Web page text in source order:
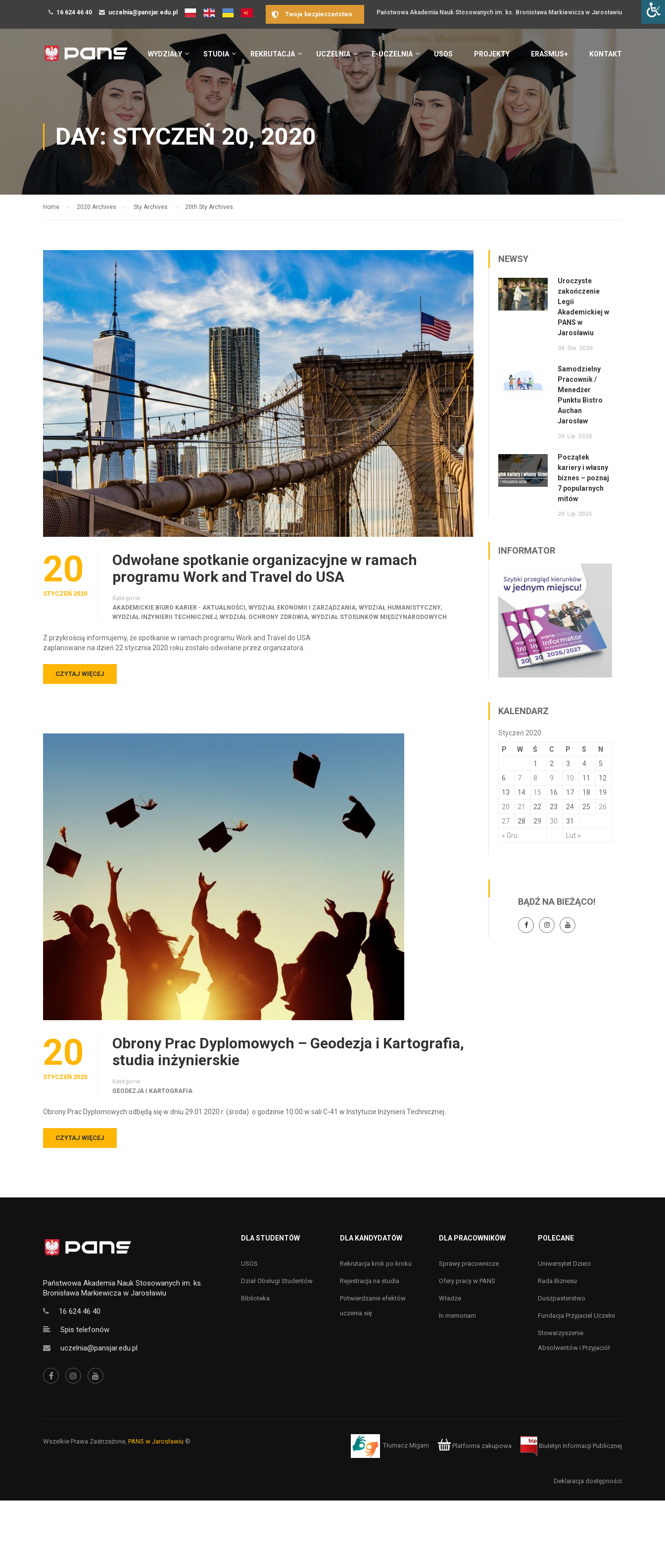
16 624 46 40 uczelnia@pansjar.edu.pl Państwowa Akademia Nauk Stosowanych im. ks. Bronisława Markiewicza w Jarosławiu
Twoje bezpieczeństwo
WYDZIAŁY STUDIA REKRUTACJA UCZELNIA E-UCZELNIA USOS PROJEKTY ERASMUS+ KONTAKT
DAY: STYCZEŃ 20, 2020
Home 2020 Archives Sty Archives 20th Sty Archives
20
STYCZEŃ 2020
Odwołane spotkanie organizacyjne w ramach
programu Work and Travel do USA
Kategorie
AKADEMICKIE BIURO KARIER - AKTUALNOŚCI , WYDZIAŁ EKONOMII I ZARZĄDZANIA, WYDZIAŁ HUMANISTYCZNY,
WYDZIAŁ INŻYNIERII TECHNICZNEJ, WYDZIAŁ OCHRONY ZDROWIA, WYDZIAŁ STOSUNKÓW MIĘDZYNARODOWYCH
Z przykrością informujemy, że spotkanie w ramach programu Work and Travel do USA
zaplanowane na dzień 22 stycznia 2020 roku zostało odwołane przez organizatora.
CZYTAJ WIĘCEJ
20
STYCZEŃ 2020
Obrony Prac Dyplomowych – Geodezja i Kartografia,
studia inżynierskie
Kategorie
GEODEZJA I KARTOGRAFIA
Obrony Prac Dyplomowych odbędą się w dniu 29.01.2020 r. (środa) o godzinie 10:00 w sali C-41 w Instytucie Inżynierii Technicznej.
CZYTAJ WIĘCEJ
NEWSY
Uroczyste
zakończenie
Legii
Akademickiej w
PANS w
Jarosławiu
04 Sie 2026
Samodzielny
Pracownik /
Menedżer
Punktu Bistro
Auchan
Jarosław
30 Lip 2026
Początek
kariery i własny
biznes – poznaj
7 popularnych
mitów
29 Lip 2026
INFORMATOR
KALENDARZ
Styczeń 2020
P W Ś C P S N
« Gru Lut »
1 2 3 4
5
6
7 8 9 10 11
12
13
14 15 16 17 18
19
20
21 22 23 24 25
26
27
28 29 30 31
BĄDŹ NA BIEŻĄCO!
Państwowa Akademia Nauk Stosowanych im. ks.
Bronisława Markiewicza w Jarosławiu
16 624 46 40
Spis telefonów
uczelnia@pansjar.edu.pl
DLA STUDENTÓW
USOS
Dział Obsługi Studentów
Biblioteka
DLA KANDYDATÓW
Rekrutacja krok po kroku
Rejestracja na studia
Potwierdzanie efektów
uczenia się
DLA PRACOWNIKÓW
Sprawy pracownicze
Ofery pracy w PANS
Władze
In memoriam
POLECANE
Uniwersytet Dzieci
Rada Biznesu
Duszpasterstwo
Fundacja Przyjaciel Uczelni
Stowarzyszenie
Absolwentów i Przyjaciół
Wszelkie Prawa Zastrzeżone, PANS w Jarosławiu ©
Tłumacz Migam Platforma zakupowa Biuletyn Informacji Publicznej
Deklaracja dostępności